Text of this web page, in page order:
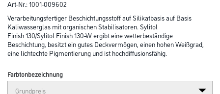
Art-Nr.:1001-009602
Verarbeitungsfertiger Beschichtungsstoff auf Silikatbasis auf Basis
Kaliwasserglas mit organischen Stabilisatoren. Sylitol
Finish 130/Sylitol Finish 130-W ergibt eine wetterbeständige
Beschichtung, besitzt ein gutes Deckvermögen, einen hohen Weißgrad,
eine lichtechte Pigmentierung und ist hochdiffusionsfähig.
Farbtonbezeichnung